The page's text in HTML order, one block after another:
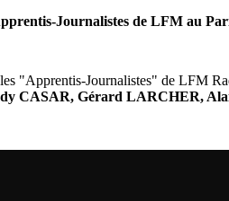
Journalistes de LFM au
"Apprentis-Journalistes" de LFM
CASAR, Gérard LARCHER,